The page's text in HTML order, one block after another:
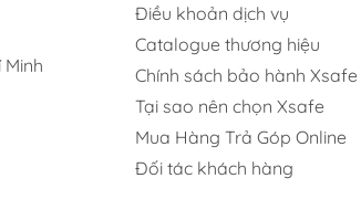
Điều khoản dịch vụ
Catalogue thương hiệu
Chính sách bảo hành Xsafe
Tại sao nên chọn Xsafe
Mua Hàng Trả Góp Online
Đối tác khách hàng